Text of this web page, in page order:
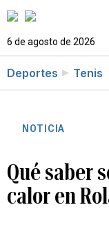
6 de agosto de 2026
Deportes Tenis
NOTICIA
Qué saber
calor en